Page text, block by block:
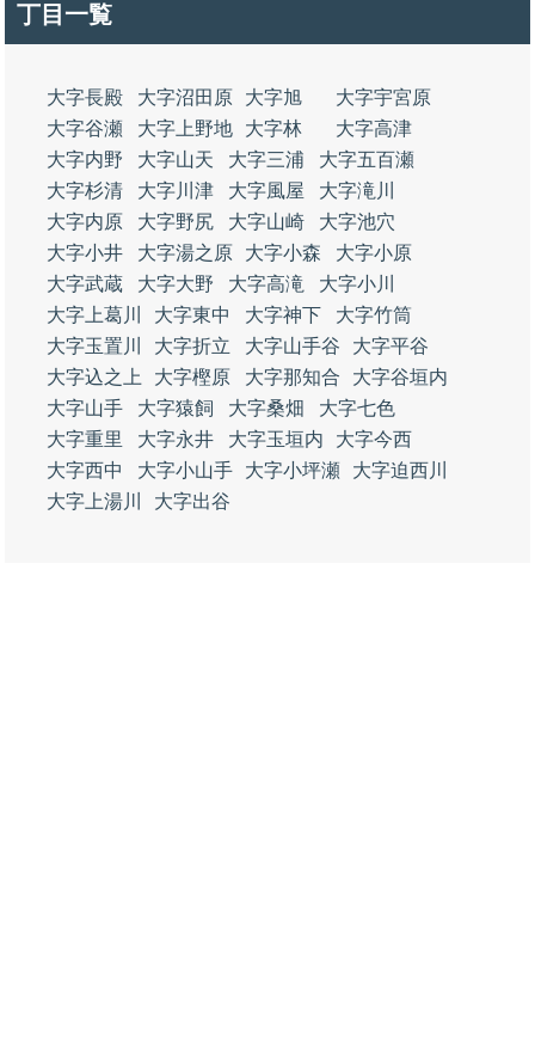
丁目一覧
大字長殿 大字沼田原 大字旭
大字宇宮原
大字谷瀬
大字上野地 大字林
大字高津
大字内野
大字山天 大字三浦
大字五百瀬
大字杉清
大字川津 大字風屋
大字滝川
大字内原
大字野尻 大字山崎
大字池穴
大字小井
大字湯之原 大字小森
大字小原
大字武蔵
大字大野 大字高滝
大字小川
大字上葛川
大字東中 大字神下
大字竹筒
大字玉置川
大字折立 大字山手谷
大字平谷
大字込之上
大字樫原 大字那知合
大字谷垣内
大字山手
大字猿飼 大字桑畑
大字七色
大字重里
大字永井 大字玉垣内
大字今西
大字西中
大字小山手 大字小坪瀬
大字迫西川
大字上湯川
大字出谷